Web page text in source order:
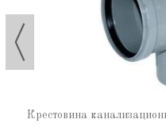
Крестовина